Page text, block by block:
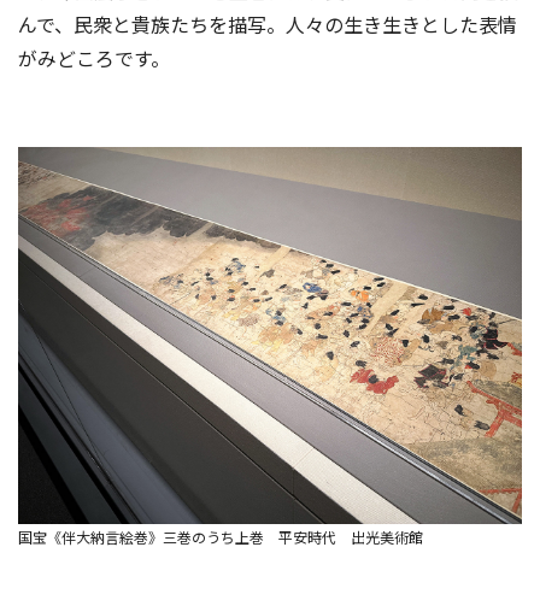
んで、民衆と貴族たちを描写。人々の生き生きとした表情
がみどころです。
国宝《伴大納言絵巻》三巻のうち上巻 平安時代 出光美術館